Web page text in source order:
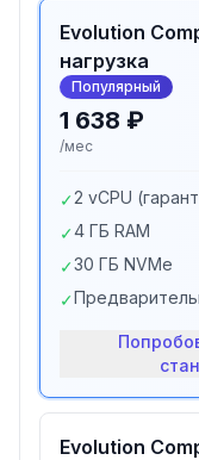
Evolution
нагрузка
Популярный
1 638 ₽
/мес
✓2 vCPU
✓4 ГБ RAM
✓30 ГБ NVMe
✓
Evolution